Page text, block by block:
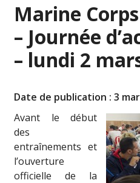
Marine
– Journée
– lundi 2
Date de publication : 3
Avant le début
des
entraînements et
l’ouverture
officielle de la